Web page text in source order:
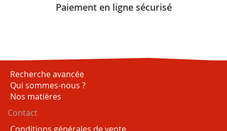
Paiement en ligne sécurisé
Recherche avancée
Qui sommes-nous ?
Nos matières
Contact